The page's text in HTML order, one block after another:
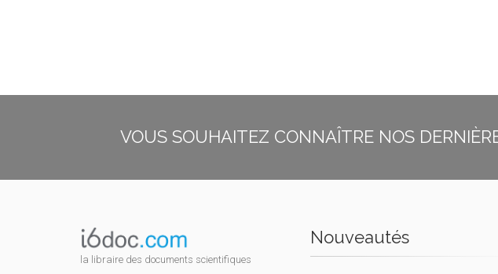
VOUS SOUHAITEZ CONNAÎTRE NOS
la libraire des documents scientifiques
Nouveautés